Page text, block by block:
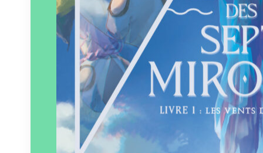
Paru le02/05/2024